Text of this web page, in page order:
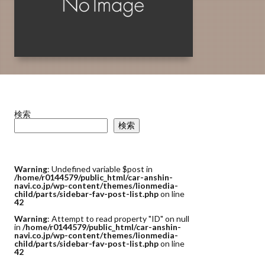
検索
検索
Warning: Undefined variable $post in
/home/r0144579/public_html/car-anshin-
navi.co.jp/wp-content/themes/lionmedia-
child/parts/sidebar-fav-post-list.phpon line
42
Warning: Attempt to read property "ID" on null
in /home/r0144579/public_html/car-anshin-
navi.co.jp/wp-content/themes/lionmedia-
child/parts/sidebar-fav-post-list.phpon line
42